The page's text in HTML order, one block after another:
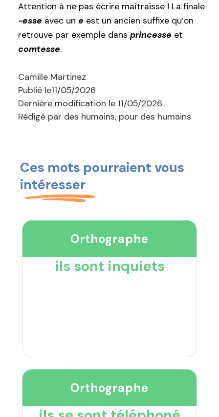
Attention à ne pas écrire maîtraisse ! La finale
-esse avec un e est un ancien suffixe qu’on
retrouve par exemple dans princesse et
comtesse.
Camille Martinez
Publié le11/05/2026
Dernière modification le 11/05/2026
Rédigé par des humains, pour des humains
Ces mots pourraient vous
intéresser
Orthographe
ils sont inquiets
Orthographe